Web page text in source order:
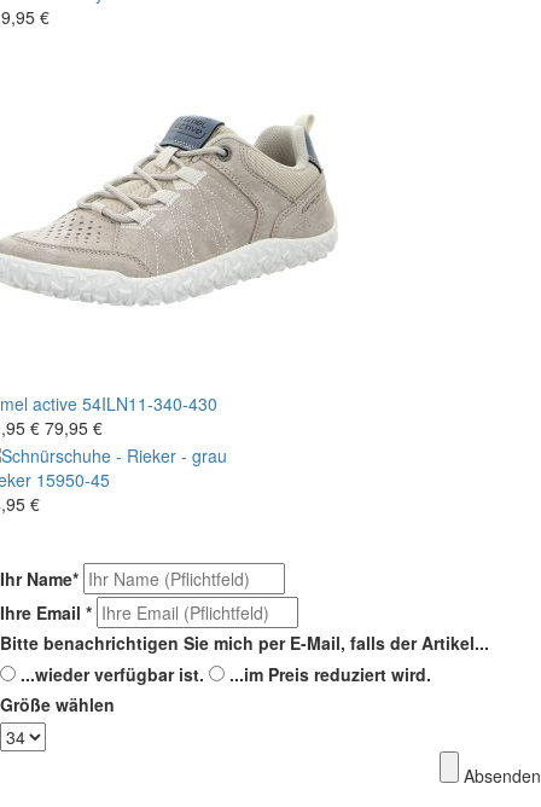
€
active 54ILN11-340-430
€ 79,95 €
15950-45
€
Ihr Name*
Ihre Email *
Bitte benachrichtigen Sie mich per E-Mail, falls der Artikel...
...wieder verfügbar ist.
...im Preis reduziert wird.
Größe wählen
Absenden